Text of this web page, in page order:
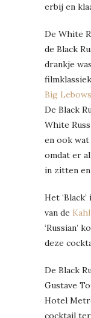
erbij en
De White
de Black
drankje
Big
De Black
White
en ook
omdat er
in zitten
Het
van de
‘Russian’
deze
De Black
Gustave
Hotel
cocktail ter